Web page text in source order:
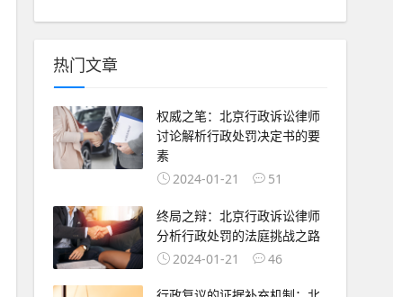
热门文章
权威之笔：北京行政诉讼律师
讨论解析行政处罚决定书的要
素
2024-01-21
51
终局之辩：北京行政诉讼律师
分析行政处罚的法庭挑战之路
2024-01-21
46